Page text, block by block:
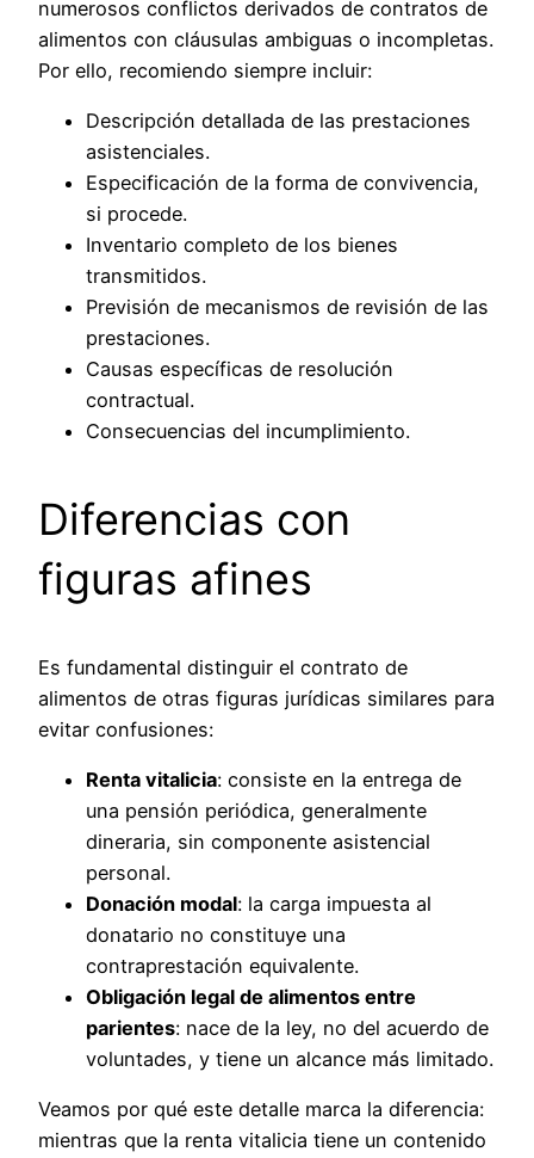
numerosos conflictos derivados de contratos de
alimentos con cláusulas ambiguas o incompletas.
Por ello, recomiendo siempre incluir:
Descripción detallada de las prestaciones
asistenciales.
Especificación de la forma de convivencia,
si procede.
Inventario completo de los bienes
transmitidos.
Previsión de mecanismos de revisión de las
prestaciones.
Causas específicas de resolución
contractual.
Consecuencias del incumplimiento.
Diferencias con
figuras afines
Es fundamental distinguir el contrato de
alimentos de otras figuras jurídicas similares para
evitar confusiones:
Renta vitalicia: consiste en la entrega de
una pensión periódica, generalmente
dineraria, sin componente asistencial
personal.
Donación modal: la carga impuesta al
donatario no constituye una
contraprestación equivalente.
Obligación legal de alimentos entre
parientes: nace de la ley, no del acuerdo de
voluntades, y tiene un alcance más limitado.
Veamos por qué este detalle marca la diferencia:
mientras que la renta vitalicia tiene un contenido